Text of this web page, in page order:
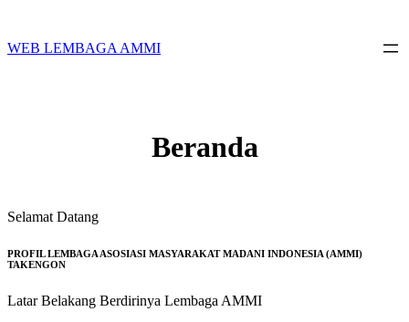
content
WEB LEMBAGA AMMI
Beranda
Selamat Datang
PROFIL LEMBAGA ASOSIASI MASYARAKAT MADANI INDONESIA (AMMI)
TAKENGON
Latar Belakang Berdirinya Lembaga AMMI